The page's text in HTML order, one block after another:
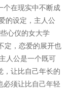
在现实中不断成
的设定，主人公
心仪的女大学
定，恋爱的展开也
人公是一个既可
，让比自己年长的
必须让比自己年轻